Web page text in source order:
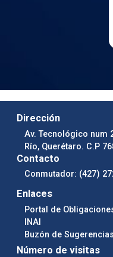
Dirección
Av. Tecnológico num
Río, Querétaro. C.P
Contacto
Conmutador: (427)
Enlaces
Portal de
INAI
Buzón de Sugerencias
Número de visitas